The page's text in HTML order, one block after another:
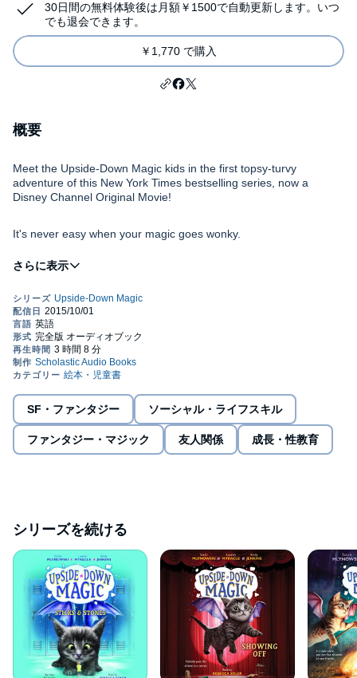
30日間の無料体験後は月額￥1500で自動更新します。いつ
でも退会できます。
￥1,770 で購入
概要
Meet the Upside-Down Magic kids in the first topsy-turvy
adventure of this New York Times bestselling series, now a
Disney Channel Original Movie!
It's never easy when your magic goes wonky.
For Nory, this means that instead of being able to turn into a
dritten.
For Elliott, the simple act of conjuring fire from his fingertips turns
into a fully frozen failure.
bouncing off the walls, or sitting on the ceiling.
For Bax, a bad moment of magic will turn him into a... actually,
he'd rather not talk about that.
unpredictable, and magic has a tendency to turn wonky at the
trouble a little wonky magic can cause...
©2015 Sarah Mlynowski, Lauren Myracle & Emily Jenkins
(P)2015 Scholastic Inc.
SF・ファンタジー ソーシャル・ライフスキル
ファンタジー・マジック 友人関係 成長・性教育
シリーズを続ける